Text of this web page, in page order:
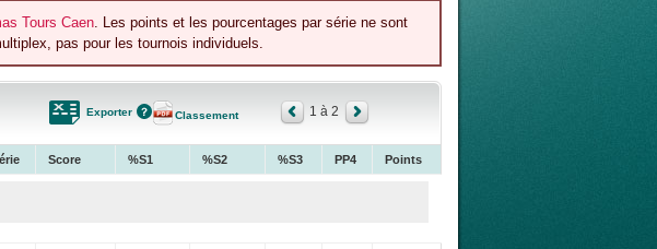
Tours Caen. Les points et les pourcentages par série ne sont
pas pour les tournois individuels.
Exporter Classement 1 à 2
Score %S1 %S2 %S3 PP4 Points